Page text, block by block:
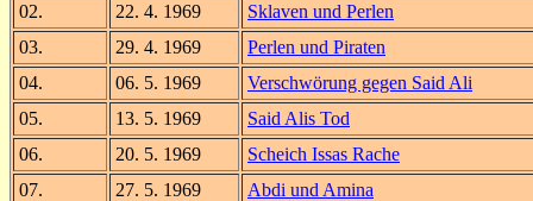
02.
22. 4. 1969
Sklaven und Perlen
03.
29. 4. 1969
Perlen und Piraten
04.
06. 5. 1969
Verschwörung gegen Said Ali
05.
13. 5. 1969
Said Alis Tod
06.
20. 5. 1969
Scheich Issas Rache
07.
27. 5. 1969
Abdi und Amina